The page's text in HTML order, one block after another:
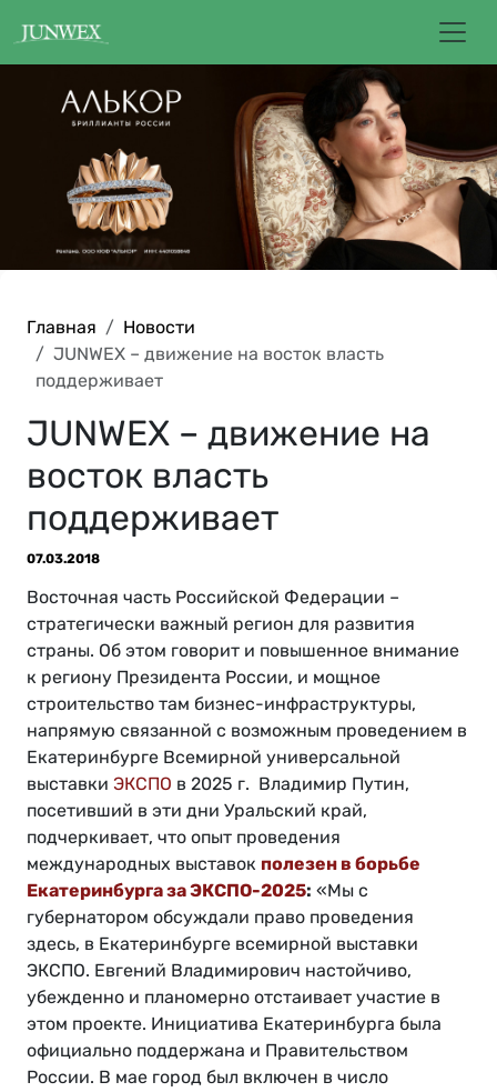
Главная
Новости
JUNWEX – движение на восток власть
поддерживает
JUNWEX – движение на
восток власть
поддерживает
07.03.2018
Восточная часть Российской Федерации –
стратегически важный регион для развития
страны. Об этом говорит и повышенное внимание
к региону Президента России, и мощное
строительство там бизнес-инфраструктуры,
напрямую связанной с возможным проведением в
Екатеринбурге Всемирной универсальной
выставки ЭКСПО в 2025 г. Владимир Путин,
посетивший в эти дни Уральский край,
подчеркивает, что опыт проведения
международных выставок полезен в борьбе
Екатеринбурга за ЭКСПО-2025: «Мы с
губернатором обсуждали право проведения
здесь, в Екатеринбурге всемирной выставки
ЭКСПО. Евгений Владимирович настойчиво,
убежденно и планомерно отстаивает участие в
этом проекте. Инициатива Екатеринбурга была
официально поддержана и Правительством
России. В мае город был включен в число